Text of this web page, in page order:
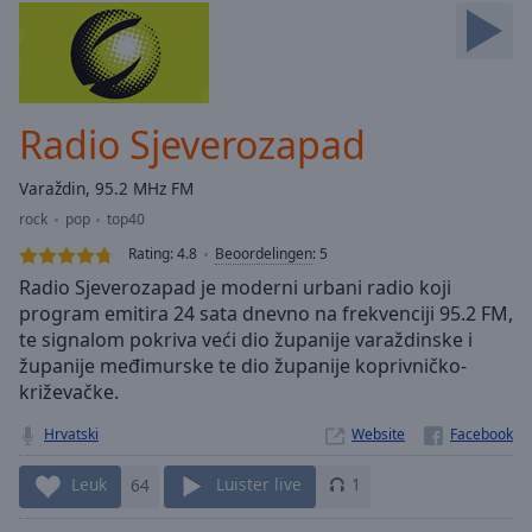
Loaded:
0.00%
Stream
Type LIVE
live,
currently
behind
liveLIVE
Remaining
Time-
1x
Radio Sjeverozapad
Varaždin, 95.2 MHz FM
rock pop
top40
Rating:4.8 Beoordelingen: 5
Radio Sjeverozapad je moderni urbani radio koji
program emitira 24 sata dnevno na frekvenciji 95.2 FM,
te signalom pokriva veći dio županije varaždinske i
županije međimurske te dio županije koprivničko-
križevačke.
Hrvatski Website
Leuk 64 Luister live 1